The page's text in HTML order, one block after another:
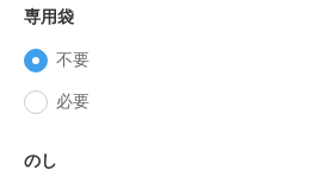
専用袋
不要
必要
のし